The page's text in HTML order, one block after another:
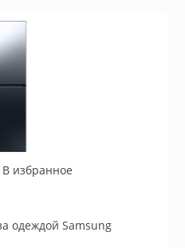
В избранное
одеждой Samsung